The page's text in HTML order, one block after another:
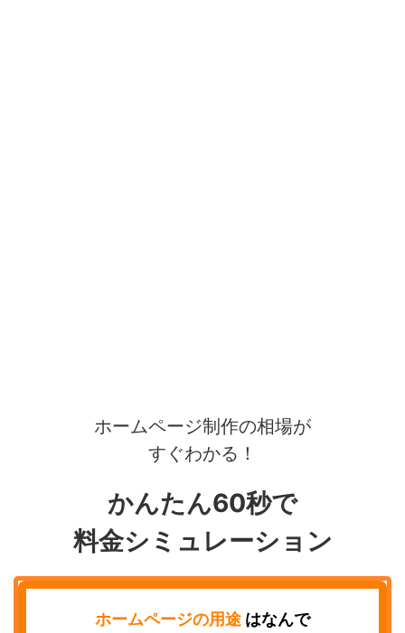
ホームページ制作の相場が
すぐわかる！
かんたん60秒で
料金シミュレーション
ホームページの用途 はなんで